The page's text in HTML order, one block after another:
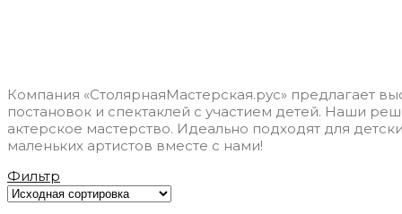
Компания «СтолярнаяМастерская.рус» предлагает
постановок и спектаклей с участием детей. Наши
актерское мастерство. Идеально подходят для
маленьких артистов вместе с нами!
Фильтр